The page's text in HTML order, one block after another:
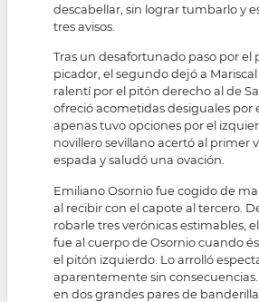
descabellar, sin lograr tumbarlo y
tres avisos.
Tras un desafortunado paso por el
picador, el segundo dejó a
ralentí por el pitón derecho al de
ofreció acometidas desiguales por
apenas tuvo opciones por el
novillero sevillano acertó al primer
espada y saludó una ovación.
Emiliano Osornio fue cogido de
al recibir con el capote al tercero.
robarle tres verónicas estimables,
fue al cuerpo de Osornio cuando
el pitón izquierdo. Lo arrolló
aparentemente sin
en dos grandes pares de